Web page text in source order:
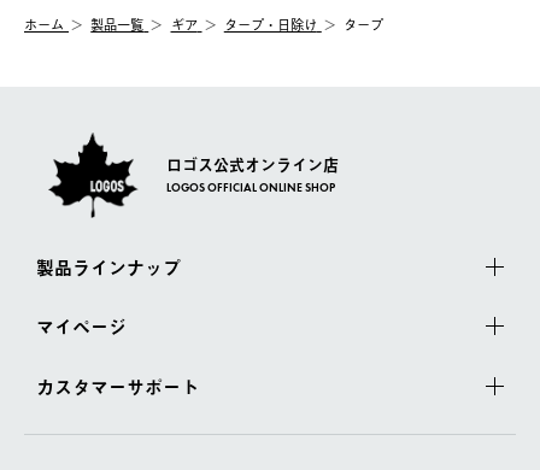
【配送業者】
佐川急便にて配送されます。
一度お手元の商品を返品いただき、ご希望商品を再注文してくだ
ホーム 製品一覧 ギア タープ・日除け タープ
ロゴス公式オンライン店
LOGOS OFFICIAL ONLINE SHOP
製品ラインナップ
マイページ
カスタマーサポート